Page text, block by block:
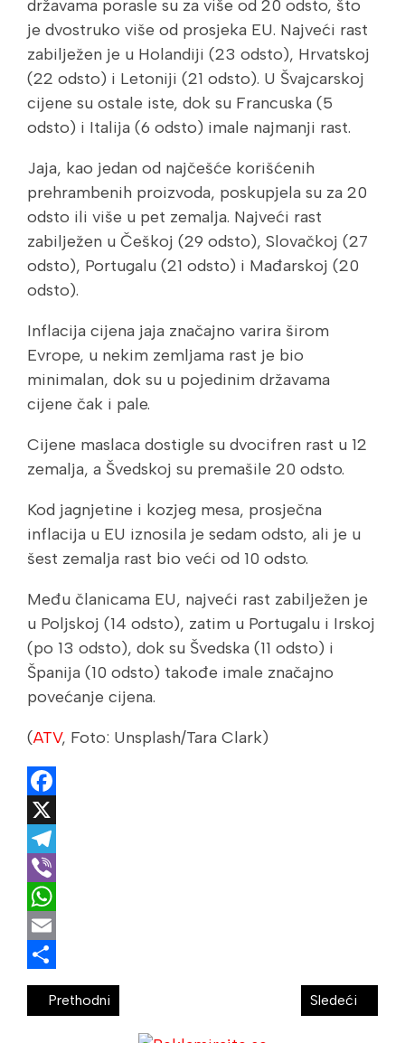
državama porasle su za više od 20 odsto, što
je dvostruko više od prosjeka EU. Najveći rast
zabilježen je u Holandiji (23 odsto), Hrvatskoj
(22 odsto) i Letoniji (21 odsto). U Švajcarskoj
cijene su ostale iste, dok su Francuska (5
odsto) i Italija (6 odsto) imale najmanji rast.
Jaja, kao jedan od najčešće korišćenih
prehrambenih proizvoda, poskupjela su za 20
odsto ili više u pet zemalja. Najveći rast
zabilježen u Češkoj (29 odsto), Slovačkoj (27
odsto), Portugalu (21 odsto) i Mađarskoj (20
odsto).
Inflacija cijena jaja značajno varira širom
Evrope, u nekim zemljama rast je bio
minimalan, dok su u pojedinim državama
cijene čak i pale.
Cijene maslaca dostigle su dvocifren rast u 12
zemalja, a Švedskoj su premašile 20 odsto.
Kod jagnjetine i kozjeg mesa, prosječna
inflacija u EU iznosila je sedam odsto, ali je u
šest zemalja rast bio veći od 10 odsto.
Među članicama EU, najveći rast zabilježen je
u Poljskoj (14 odsto), zatim u Portugalu i Irskoj
(po 13 odsto), dok su Švedska (11 odsto) i
Španija (10 odsto) takođe imale značajno
povećanje cijena.
(ATV, Foto: Unsplash/Tara Clark)
Facebook
X
Telegram
Viber
WhatsApp
Email
Share
Prethodni Sledeći